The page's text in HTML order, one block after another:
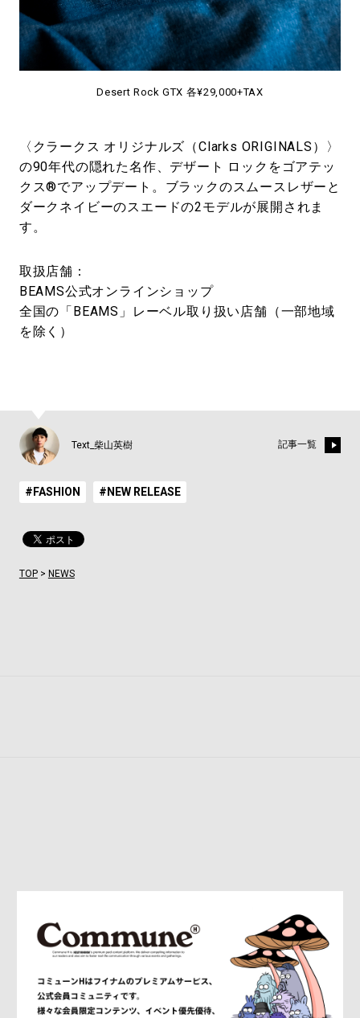
Desert Rock GTX 各¥29,000+TAX
〈クラークス オリジナルズ（Clarks ORIGINALS）〉
の90年代の隠れた名作、デザート ロックをゴアテッ
クス®でアップデート。ブラックのスムースレザーと
ダークネイビーのスエードの2モデルが展開されま
す。
取扱店舗：
BEAMS公式オンラインショップ
全国の「BEAMS」レーベル取り扱い店舗（一部地域
を除く）
Text_柴山英樹 記事一覧
#FASHION #NEW RELEASE
TOP> NEWS